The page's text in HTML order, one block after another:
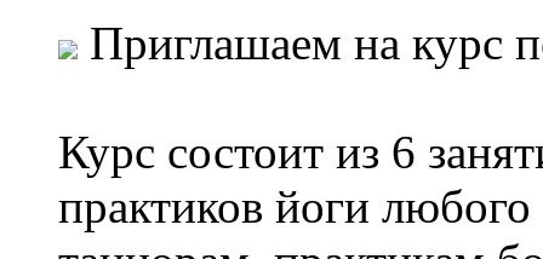
Приглашаем на курс
Курс состоит из 6
практиков йоги